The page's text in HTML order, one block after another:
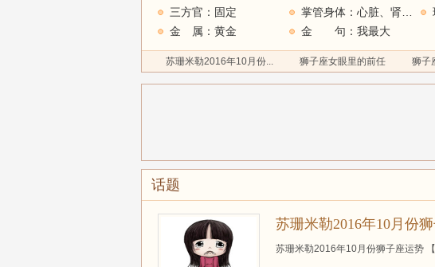
三方官：固定
金 属：黄金
金 句：我最大
苏珊米勒2016年10月份... 狮子座女眼里的前任 狮子
话题
苏珊米勒2016年10月份
苏珊米勒2016年10月份狮子座运势